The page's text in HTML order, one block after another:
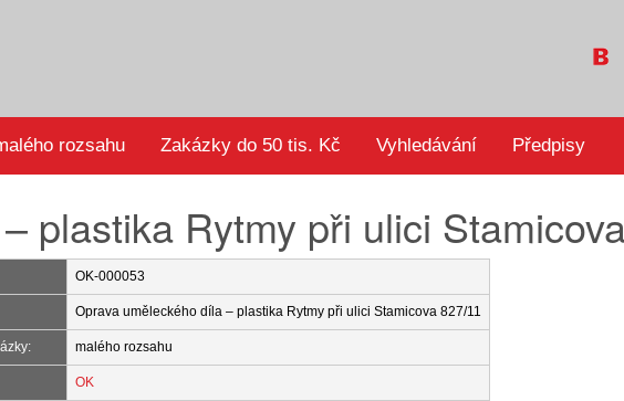
rozsahu Zakázky do 50 tis. Kč Vyhledávání Předpisy
plastika Rytmy při ulici
OK-000053
Oprava uměleckého díla – plastika Rytmy při ulici Stamicova 827/11
malého rozsahu
OK